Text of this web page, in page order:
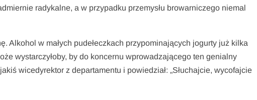
radykalne, a w przypadku przemysłu browarniczego niemal
Alkohol w małych pudełeczkach przypominających jogurty już kilka
wystarczyłoby, by do koncernu wprowadzającego ten genialny
wicedyrektor z departamentu i powiedział: „Słuchajcie, wycofajcie